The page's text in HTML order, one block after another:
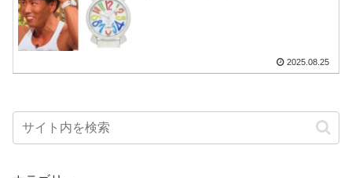
2025.08.25